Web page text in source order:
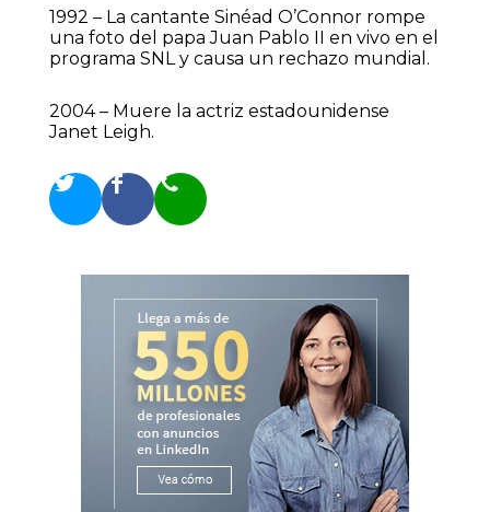
1992 – La cantante Sinéad O’Connor rompe
una foto del papa Juan Pablo II en vivo en el
programa SNL y causa un rechazo mundial.
2004 – Muere la actriz estadounidense
Janet Leigh.